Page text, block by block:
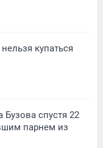
купаться
спустя 22
парнем из